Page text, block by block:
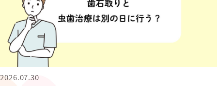
2026.07.30